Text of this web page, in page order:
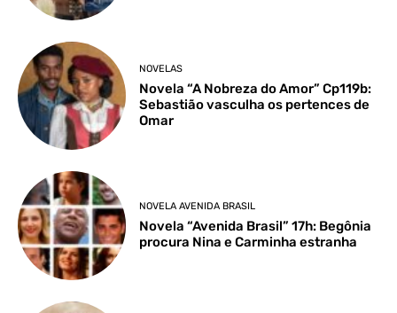
NOVELAS
Novela “A Nobreza do Amor” Cp119b:
Sebastião vasculha os pertences de
Omar
NOVELA AVENIDA BRASIL
Novela “Avenida Brasil” 17h: Begônia
procura Nina e Carminha estranha